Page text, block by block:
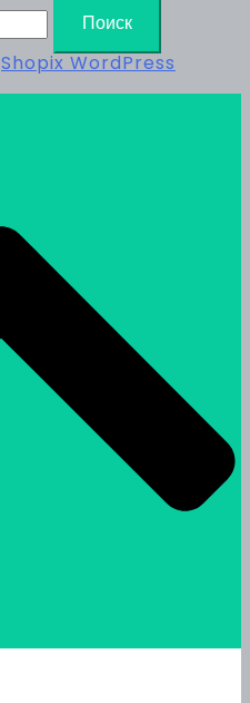
Поиск
Shopix WordPress